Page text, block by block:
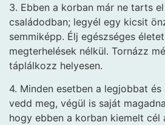
3. Ebben a korban már ne tarts
családodban; legyél egy kicsit
semmiképp. Élj egészséges
megterhelések nélkül. Tornázz
táplálkozz helyesen.
4. Minden esetben a legjobbat
vedd meg, végül is saját
hogy ebben a korban kiemelt cél